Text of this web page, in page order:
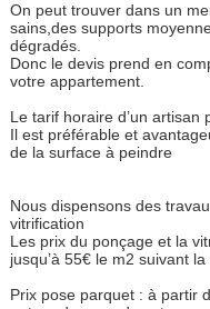
On peut trouver dans un
sains,des supports
dégradés.
Donc le devis prend en
votre appartement.
Le tarif horaire d’un artisan
Il est préférable et
de la surface à peindre
Nous dispensons des
vitrification
Les prix du ponçage et la
jusqu’à 55€ le m2 suivant
Prix pose parquet : à partir